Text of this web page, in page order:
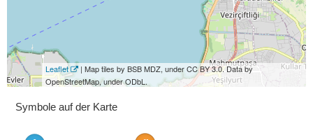
Leaflet
| Map tiles by BSB MDZ, under CC BY 3.0. Data by
OpenStreetMap, under ODbL.
Symbole auf der Karte